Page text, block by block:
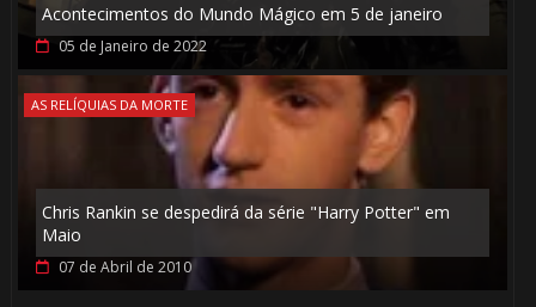
Acontecimentos do Mundo Mágico em 5 de janeiro
05 de Janeiro de 2022
AS RELÍQUIAS DA MORTE
Chris Rankin se despedirá da série "Harry Potter" em
Maio
07 de Abril de 2010
⚡
🎈